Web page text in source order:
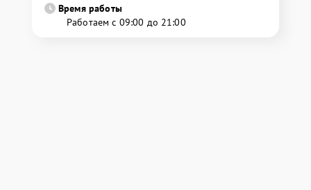
Время работы
Работаем с 09:00 до 21:00